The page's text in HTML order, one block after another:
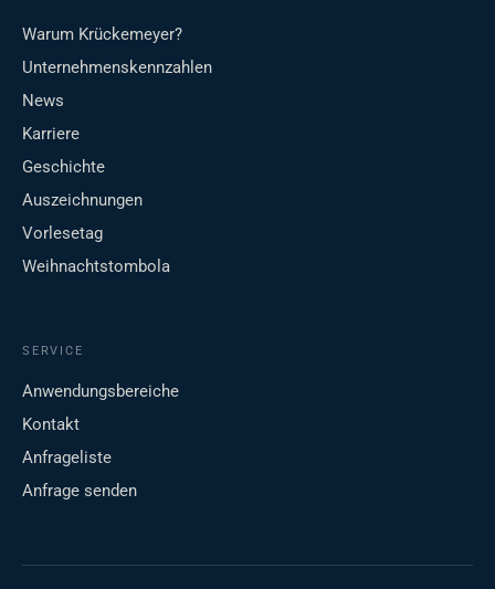
Warum Krückemeyer?
Unternehmenskennzahlen
News
Karriere
Geschichte
Auszeichnungen
Vorlesetag
Weihnachtstombola
SERVICE
Anwendungsbereiche
Kontakt
Anfrageliste
Anfrage senden